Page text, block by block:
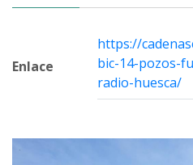
Enlace
https://
bic-14-pozos-
radio-huesca/